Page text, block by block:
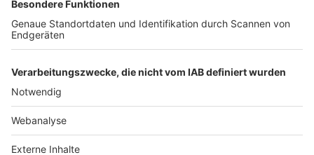
Nutzungsbedingungen Datenschutz Impressum